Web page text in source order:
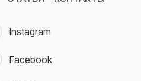
Instagram
Facebook